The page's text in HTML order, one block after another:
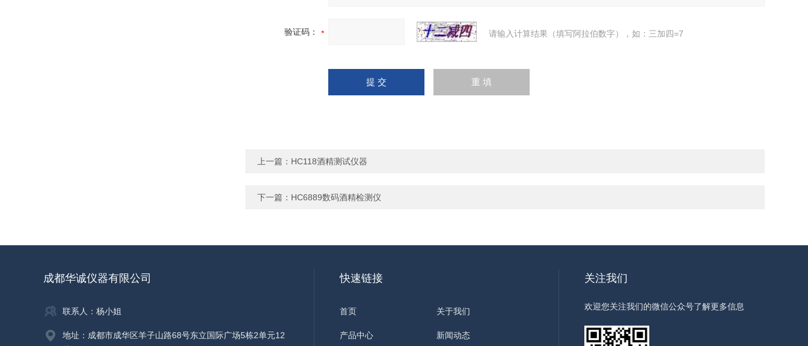
验证码： 请输入计算结果（填写阿拉伯数字），如：三加四=7
上一篇： HC118酒精测试仪器
下一篇： HC6889数码酒精检测仪
成都华诚仪器有限公司
联系人：杨小姐
地址：成都市成华区羊子山路68号东立国际广场5栋2单元12
快速链接
首页 关于我们
产品中心 新闻动态
关注我们
欢迎您关注我们的微信公众号了解更多信息